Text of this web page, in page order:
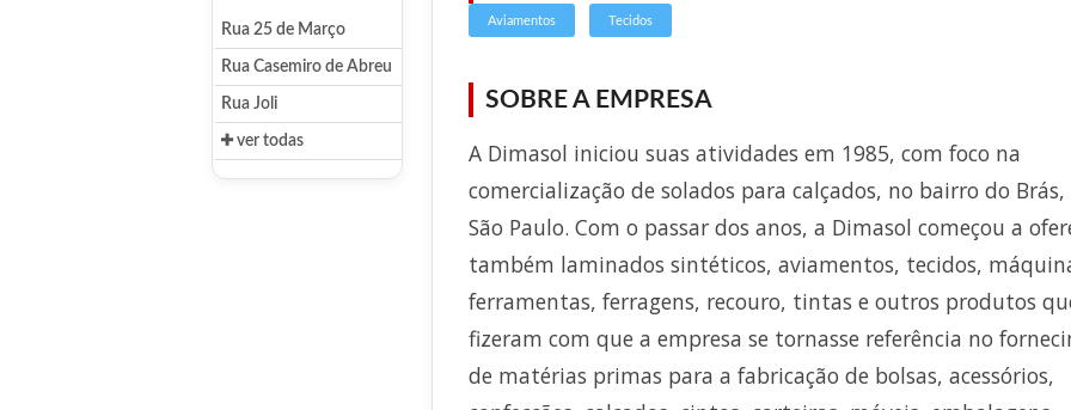
Rua 25 de Março
Rua Casemiro de Abreu
Rua Joli
ver todas
Aviamentos Tecidos
SOBRE A EMPRESA
A Dimasol iniciou suas atividades em 1985, com foco na
comercialização de solados para calçados, no bairro do
São Paulo. Com o passar dos anos, a Dimasol começou a
também laminados sintéticos, aviamentos, tecidos,
ferramentas, ferragens, recouro, tintas e outros produtos
fizeram com que a empresa se tornasse referência no
de matérias primas para a fabricação de bolsas, acessórios,